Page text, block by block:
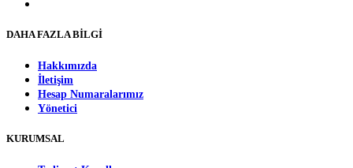
DAHA FAZLA BİLGİ
Hakkımızda
İletişim
Hesap Numaralarımız
Yönetici
KURUMSAL